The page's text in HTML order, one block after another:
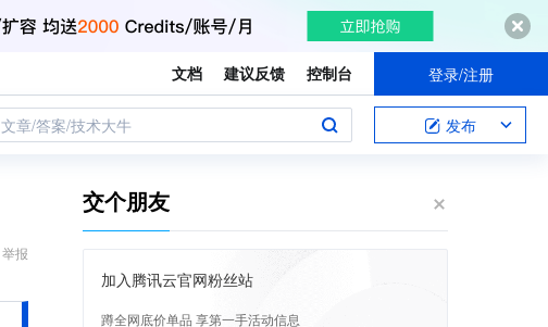
文档 建议反馈 控制台 登录/注册
文章/答案/技术大牛 发布
举报
交个朋友
加入腾讯云官网粉丝站
蹲全网底价单品 享第一手活动信息